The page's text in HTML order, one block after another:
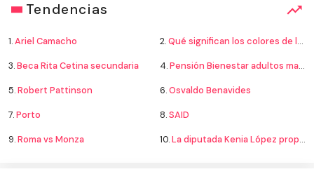
Tendencias
1.Ariel Camacho 2.Qué significan los colores de la bandera
3.Beca Rita Cetina secundaria 4.Pensión Bienestar adultos mayores
5.Robert Pattinson 6.Osvaldo Benavides
7.Porto 8.SAID
9.Roma vs Monza 10.La diputada Kenia López propone cambiar el nombre del país a México